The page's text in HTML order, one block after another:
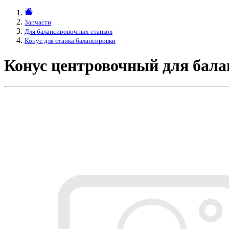
Запчасти
Для балансировочных станков
Конус для станка балансировки
Конус центровочный для